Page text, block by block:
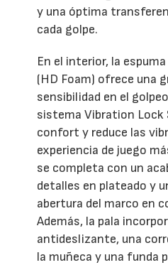
y una óptima
cada golpe.
En el interior, la
(HD Foam) ofrece una
sensibilidad en el
sistema Vibration Lock
confort y reduce las
experiencia de juego
se completa con un
detalles en plateado y
abertura del marco en
Además, la pala
antideslizante, una
la muñeca y una funda